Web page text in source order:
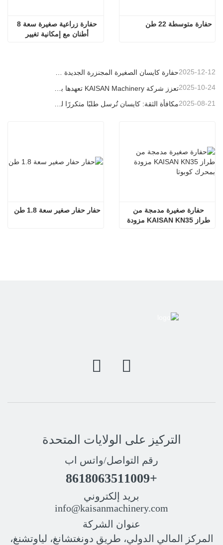
حفارة متوسطة 22 طن
حفارة كايسان الصغيرة المجنزرة الجديدة بوزن 1.2 طن: تصميم بدون ذيل للعمليات في المساحات الضيقة 2025-12-12
2025-10-24
2025-08-21
حفار حفار صغير سعة 1.8 طن
التركيز على الولايات المتحدة
رقم التواصل/واتس اب
+8618063511009
بريد إلكتروني
info@kaisanmachinery.com
عنوان الشركة
المركز المالي الدولي، طريق دونغتشانغ، لياوتشنغ،